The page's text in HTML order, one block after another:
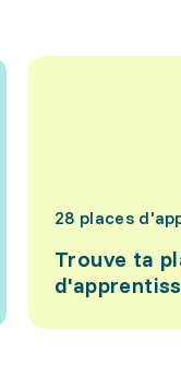
28 places
Trouve ta